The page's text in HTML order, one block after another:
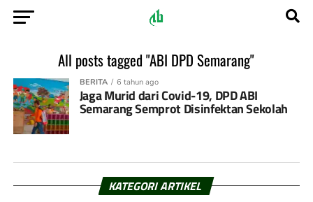
All posts tagged "ABI DPD Semarang"
BERITA 6 tahun ago
Jaga Murid dari Covid-19, DPD ABI
Semarang Semprot Disinfektan Sekolah
KATEGORI ARTIKEL